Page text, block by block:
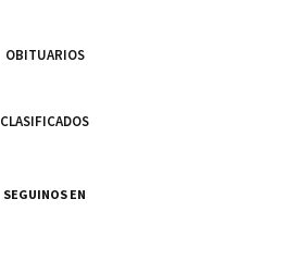
OBITUARIOS
CLASIFICADOS
SEGUINOS EN